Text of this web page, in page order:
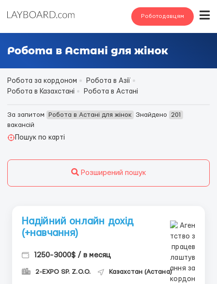
Роботодавцям
Робота в Астані для жінок
Робота за кордоном
Робота в Азії
Робота в Казахстані
Робота в Астані
За запитом Робота в Астані для жінок Знайдено
201
вакансій
Пошук по карті
Розширений пошук
Надійний онлайн дохід
(+навчання)
1250-3000$ / в месяц
2-EXPO SP. Z.O.O. Казахстан (Астана)